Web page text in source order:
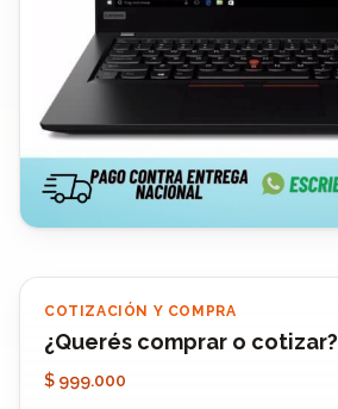
COTIZACIÓN Y COMPRA
¿Querés comprar o cotizar?
$ 999.000